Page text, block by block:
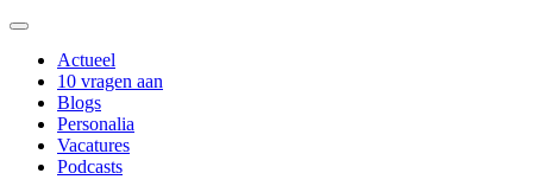
Actueel
10 vragen aan
Blogs
Personalia
Vacatures
Podcasts